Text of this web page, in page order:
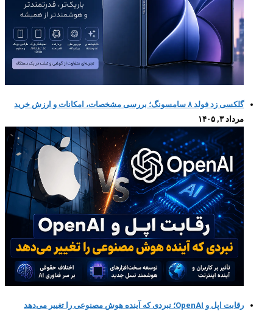
گلکسی زد فولد ۸ سامسونگ؛ بررسی مشخصات، امکانات و ارزش خرید
مرداد ۳, ۱۴۰۵
رقابت اپل و OpenAI؛ نبردی که آینده هوش مصنوعی را تغییر می‌دهد